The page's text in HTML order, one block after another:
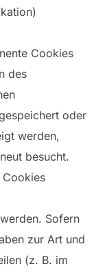
Cookies
des
oder
werden,
besucht.
Sofern
zur Art und
(z. B. im